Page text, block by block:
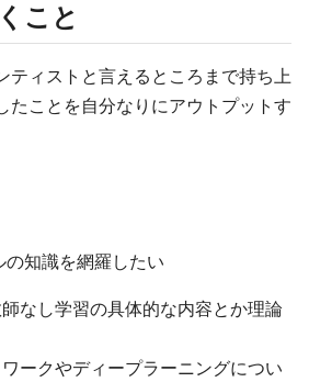
こと
ティストと言えるところまで持ち上
たことを自分なりにアウトプットす
の知識を網羅したい
なし学習の具体的な内容とか理論
ークやディープラーニングについ